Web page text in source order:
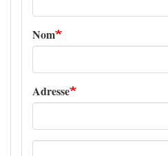
Nom
Adresse
Adresse